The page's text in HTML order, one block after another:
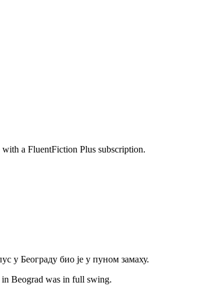
a FluentFiction Plus subscription.
у Београду био је у пуном замаху.
in Beograd was in full swing.